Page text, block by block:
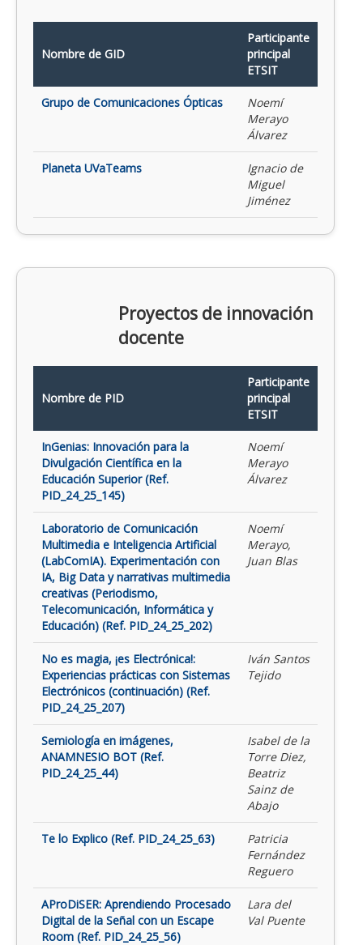
Nombre de GID
Participante
principal
ETSIT
Grupo de Comunicaciones Ópticas
Noemí
Merayo
Álvarez
Planeta UVaTeams
Ignacio de
Miguel
Jiménez
Proyectos de innovación
docente
Nombre de PID
Participante
principal
ETSIT
InGenias: Innovación para la
Divulgación Científica en la
Educación Superior (Ref.
PID_24_25_145)
Noemí
Merayo
Álvarez
Laboratorio de Comunicación
Multimedia e Inteligencia Artificial
(LabComIA). Experimentación con
IA, Big Data y narrativas multimedia
creativas (Periodismo,
Telecomunicación, Informática y
Educación) (Ref. PID_24_25_202)
Noemí
Merayo,
Juan Blas
No es magia, ¡es Electrónica!:
Experiencias prácticas con Sistemas
Electrónicos (continuación) (Ref.
PID_24_25_207)
Iván Santos
Tejido
Semiología en imágenes,
ANAMNESIO BOT (Ref.
PID_24_25_44)
Isabel de la
Torre Diez,
Beatriz
Sainz de
Abajo
Te lo Explico (Ref. PID_24_25_63)
Patricia
Fernández
Reguero
AProDiSER: Aprendiendo Procesado
Digital de la Señal con un Escape
Room (Ref. PID_24_25_56)
Lara del
Val Puente